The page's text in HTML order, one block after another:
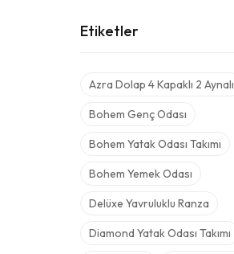
Etiketler
Azra Dolap 4 Kapaklı 2 Aynalı
Bohem Genç Odası
Bohem Yatak Odası Takımı
Bohem Yemek Odası
Delüxe Yavruluklu Ranza
Diamond Yatak Odası Takımı